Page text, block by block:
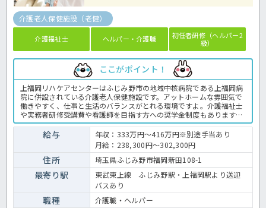
介護老人保健施設（老健）
介護福祉士 ヘルパー・介護職
初任者研修（ヘルパー2
級）
ここがポイント！
上福岡リハケアセンターはふじみ野市の地域中核病院である上福岡病
院に併設されている介護老人保健施設です。アットホームな雰囲気で
働きやすく、仕事と生活のバランスがとれる環境ですよ。介護福祉士
や実務者研修受講費や看護師を目指す方への奨学金制度もありますの
で働きながら介護や看護のプロフェッショナルを目指したい方にも大
変おススメの法人です！豊富な各種手当に加え、職員食堂完備、医療
費補助制度、職員旅行など充実した福利厚生も魅力です！また賞与の
他に期末手当の支給があるのもうれしいですね♪初心者の方でも先輩
職員がいちから優しく丁寧に指導してくれますので安心ですよ。ご興
味をお持ちの方はお早目にほっ介護までお問い合わせくださいね。老
健での介護業務全般です。＜介護職 正職員 老健の求人＞
給与
年収：333万円～416万円※別途手当あり
月給：238,300円～302,300円
住所 埼玉県ふじみ野市福岡新田108-1
最寄り駅
東武東上線 ふじみ野駅・上福岡駅より送迎
バスあり
職種 介護職・ヘルパー